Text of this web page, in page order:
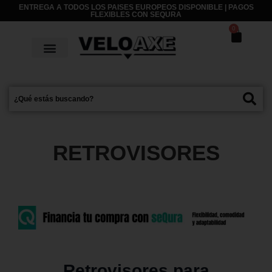
ENTREGA A TODOS LOS PAISES EUROPEOS DISPONIBLE | PAGOS
FLEXIBLES CON SEQURA
0
RETROVISORES